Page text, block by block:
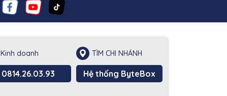
Kinh doanh
0814.26.03.93
TÌM CHI NHÁNH
Hệ thống ByteBox